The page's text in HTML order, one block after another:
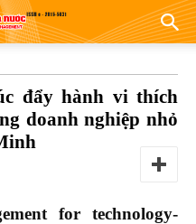
đẩy hành vi thích
doanh nghiệp nhỏ
for technology-